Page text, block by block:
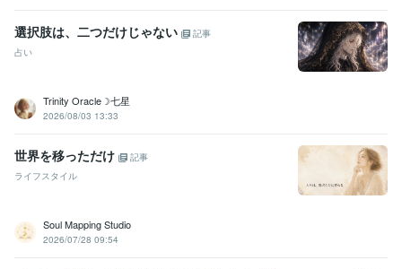
選択肢は、二つだけじゃない
記事
占い
Trinity Oracle☽七星
2026/08/03 13:33
世界を移っただけ
記事
ライフスタイル
Soul Mapping Studio
2026/07/28 09:54